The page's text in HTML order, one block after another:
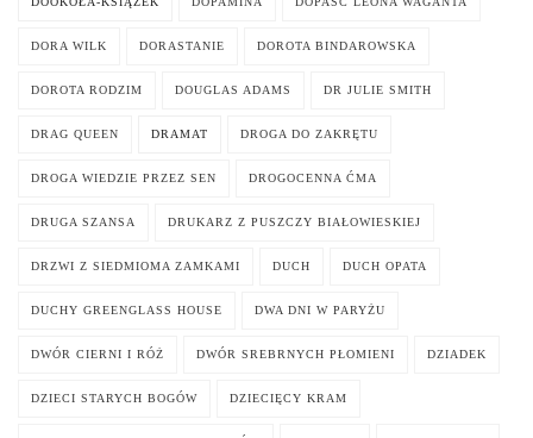
DORA WILK DORASTANIE DOROTA BINDAROWSKA
DOROTA RODZIM DOUGLAS ADAMS DR JULIE SMITH
DRAG QUEEN DRAMAT DROGA DO ZAKRĘTU
DROGA WIEDZIE PRZEZ SEN DROGOCENNA ĆMA
DRUGA SZANSA DRUKARZ Z PUSZCZY BIAŁOWIESKIEJ
DRZWI Z SIEDMIOMA ZAMKAMI DUCH DUCH OPATA
DUCHY GREENGLASS HOUSE DWA DNI W PARYŻU
DWÓR CIERNI I RÓŻ DWÓR SREBRNYCH PŁOMIENI DZIADEK
DZIECI STARYCH BOGÓW DZIECIĘCY KRAM